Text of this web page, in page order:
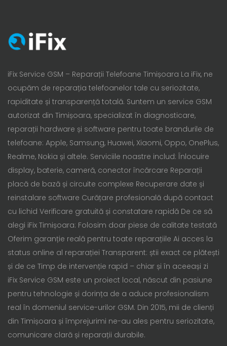
iFix Service GSM – Reparații Telefoane Timișoara La iFix, ne
ocupăm de reparația telefoanelor tale cu seriozitate,
rapiditate și transparență totală. Suntem un service GSM
autorizat din Timișoara, specializat în diagnosticare,
reparații hardware și software pentru toate brandurile de
telefoane: Apple, Samsung, Huawei, Xiaomi, Oppo, OnePlus,
Realme, Nokia și altele. Serviciile noastre includ: Înlocuire
display, baterie, cameră, conector încărcare Reparații
placă de bază și circuite complexe Recuperare date și
reinstalare software Curățare profesională după contact
cu lichid Verificare gratuită și constatare rapidă De ce să
alegi iFix Timișoara: Folosim doar piese de calitate testată
Oferim garanție reală pentru toate reparațiile Ai acces la
status online al reparației Transparent: știi exact ce plătești
și de ce Timp de intervenție rapid – chiar și în aceeași zi
iFix Service GSM este un proiect local, născut din pasiune
pentru tehnologie și dorința de a aduce profesionalism
real în domeniul service-urilor GSM. Din 2015, mii de clienți
din Timișoara și împrejurimi ne-au ales pentru seriozitate,
comunicare clară și reparații durabile.